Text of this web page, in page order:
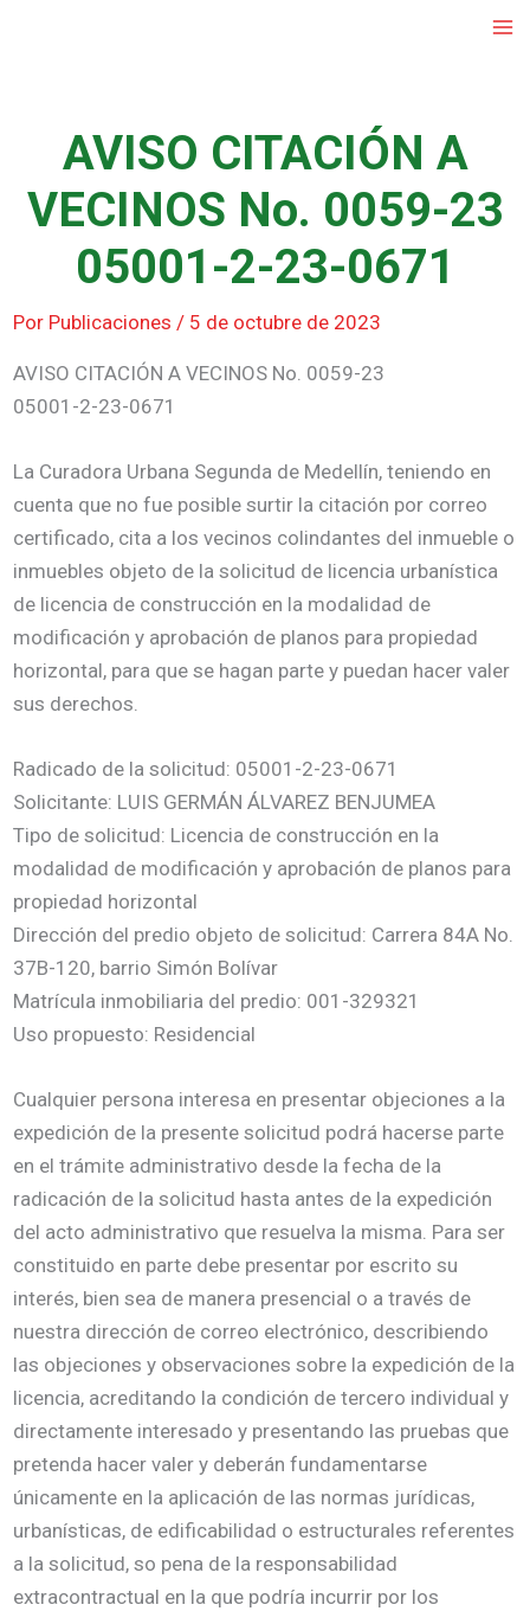
AVISO CITACIÓN A
VECINOS No. 0059-23
05001-2-23-0671
Por Publicaciones / 5 de octubre de 2023
AVISO CITACIÓN A VECINOS No. 0059-23
05001-2-23-0671
La Curadora Urbana Segunda de Medellín, teniendo en
cuenta que no fue posible surtir la citación por correo
certificado, cita a los vecinos colindantes del inmueble o
inmuebles objeto de la solicitud de licencia urbanística
de licencia de construcción en la modalidad de
modificación y aprobación de planos para propiedad
horizontal, para que se hagan parte y puedan hacer valer
sus derechos.
Radicado de la solicitud: 05001-2-23-0671
Solicitante: LUIS GERMÁN ÁLVAREZ BENJUMEA
Tipo de solicitud: Licencia de construcción en la
modalidad de modificación y aprobación de planos para
propiedad horizontal
Dirección del predio objeto de solicitud: Carrera 84A No.
37B-120, barrio Simón Bolívar
Matrícula inmobiliaria del predio: 001-329321
Uso propuesto: Residencial
Cualquier persona interesa en presentar objeciones a la
expedición de la presente solicitud podrá hacerse parte
en el trámite administrativo desde la fecha de la
radicación de la solicitud hasta antes de la expedición
del acto administrativo que resuelva la misma. Para ser
constituido en parte debe presentar por escrito su
interés, bien sea de manera presencial o a través de
nuestra dirección de correo electrónico, describiendo
las objeciones y observaciones sobre la expedición de la
licencia, acreditando la condición de tercero individual y
directamente interesado y presentando las pruebas que
pretenda hacer valer y deberán fundamentarse
únicamente en la aplicación de las normas jurídicas,
urbanísticas, de edificabilidad o estructurales referentes
a la solicitud, so pena de la responsabilidad
extracontractual en la que podría incurrir por los